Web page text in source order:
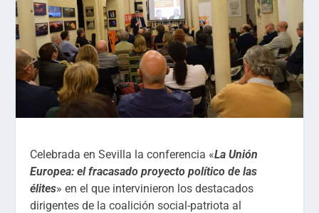
Celebrada en Sevilla la conferencia «La Unión
Europea: el fracasado proyecto político de las
élites» en el que intervinieron los destacados
dirigentes de la coalición social-patriota al